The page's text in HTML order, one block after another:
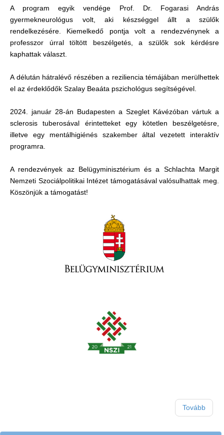
A program egyik vendége Prof. Dr. Fogarasi András
gyermekneurológus volt, aki készséggel állt a szülők
rendelkezésére. Kiemelkedő pontja volt a rendezvénynek a
professzor úrral töltött beszélgetés, a szülők sok kérdésre
kaphattak választ.
A délután hátralévő részében a reziliencia témájában merülhettek
el az érdeklődők Szalay Beaáta pszichológus segítségével.
2024. január 28-án Budapesten a Szeglet Kávézóban vártuk a
sclerosis tuberosával érintetteket egy kötetlen beszélgetésre,
illetve egy mentálhigiénés szakember által vezetett interaktív
programra.
A rendezvények az Belügyminisztérium és a Schlachta Margit
Nemzeti Szociálpolitikai Intézet támogatásával valósulhattak meg.
Köszönjük a támogatást!
Tovább